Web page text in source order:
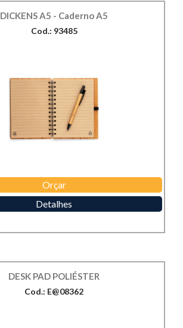
DICKENS A5 - Caderno A5
Cod.: 93485
Orçar
Detalhes
DESK PAD POLIÉSTER
Cod.: E@08362